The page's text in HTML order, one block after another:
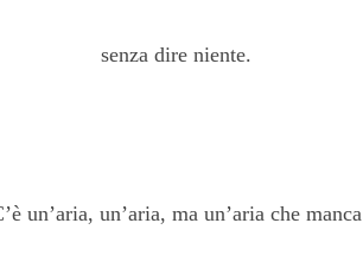
senza dire niente.
un’aria, un’aria, ma un’aria che manca